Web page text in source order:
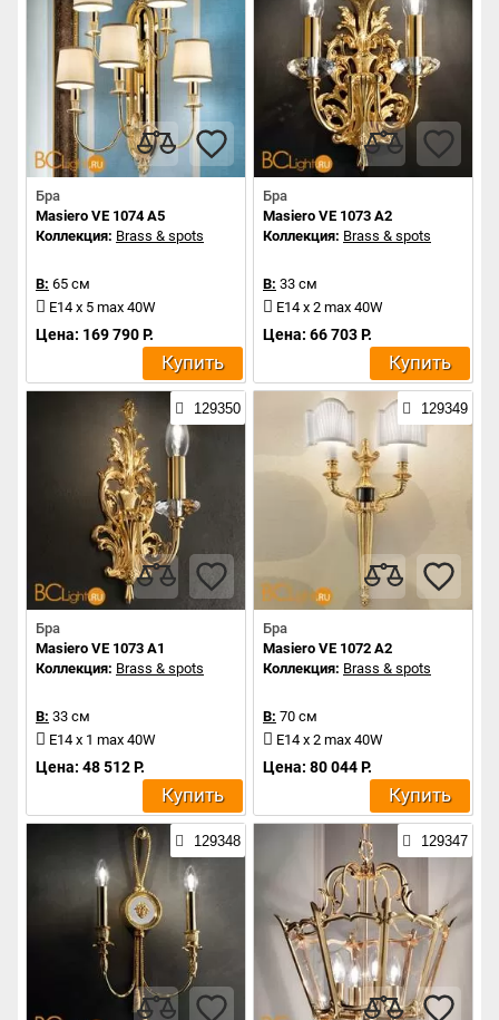
Бра
Masiero VE 1074 A5
Коллекция: Brass & spots
В: 65 см
E14 x 5 max 40W
Цена: 169 790 Р.
Купить
Бра
Masiero VE 1073 A2
Коллекция: Brass & spots
В: 33 см
E14 x 2 max 40W
Цена: 66 703 Р.
Купить
129350
Бра
Masiero VE 1073 A1
Коллекция: Brass & spots
В: 33 см
E14 x 1 max 40W
Цена: 48 512 Р.
Купить
129349
Бра
Masiero VE 1072 A2
Коллекция: Brass & spots
В: 70 см
E14 x 2 max 40W
Цена: 80 044 Р.
Купить
129348 129347